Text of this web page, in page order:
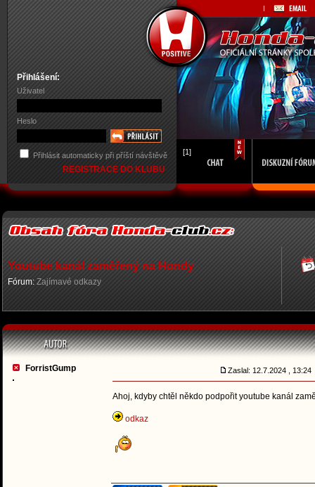
Přihlášení:
Uživatel
Heslo
Přihlásit automaticky při příští návštěvě
REGISTRACE DO KLUBU
[1]
Youtube kanál zaměřený na Hondy
Fórum: Zajímavé odkazy
ForristGump Zaslal: 12.7.2024 , 13:24
Ahoj, kdyby chtěl někdo podpořit youtube kanál
odkaz